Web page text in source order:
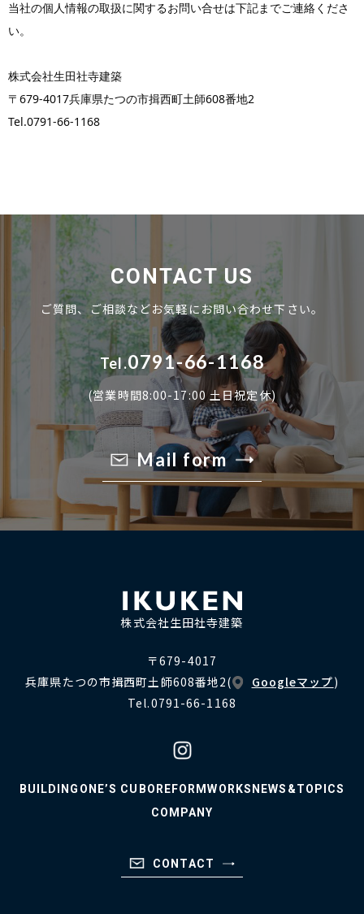
当社の個人情報の取扱に関するお問い合せは下記までご連絡くださ
い。
株式会社生田社寺建築
〒679-4017兵庫県たつの市揖西町土師608番地2
Tel.0791-66-1168
CONTACT US
ご質問、ご相談などお気軽にお問い合わせ下さい。
Tel.0791-66-1168
(営業時間8:00-17:00 土日祝定休)
Mail form
株式会社生田社寺建築
〒679-4017
兵庫県たつの市揖西町土師608番地2( Googleマップ)
Tel.0791-66-1168
BUILDING ONE’S CUBO REFORMWORKS NEWS&TOPICS
COMPANY
CONTACT